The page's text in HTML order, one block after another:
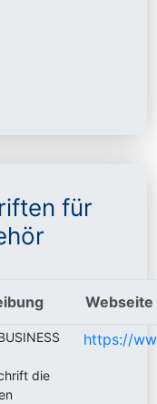
für
Webseite
die
https://